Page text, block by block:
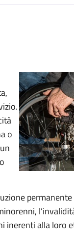
o
inerenti alla loro